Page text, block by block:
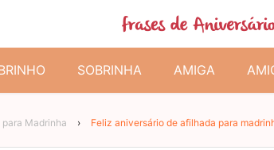
SOBRINHA AMIGA
Madrinha › Feliz aniversário de afilhada para